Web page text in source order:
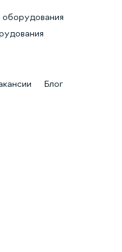
оборудования
Блог